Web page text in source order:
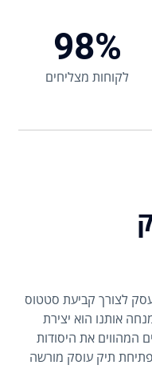
98%
לקוחות מצליחים
לצורך קביעת סטטוס
אותנו הוא יצירת
המהווים את היסודות
תיק עוסק מורשה